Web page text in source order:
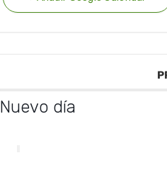
Nuevo día